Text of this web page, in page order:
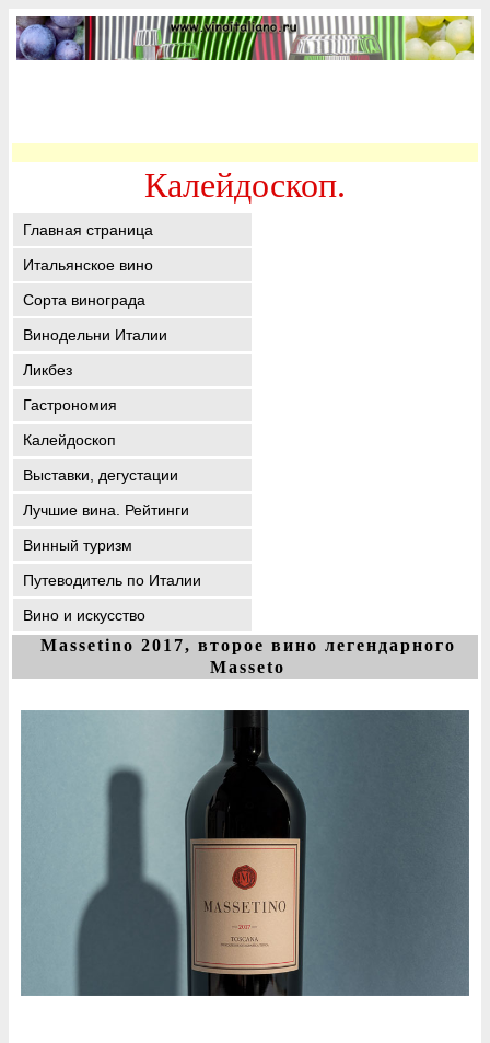
Калейдоскоп.
Главная страница
Итальянское вино
Сорта винограда
Винодельни Италии
Ликбез
Гастрономия
Калейдоскоп
Выставки, дегустации
Лучшие вина. Рейтинги
Винный туризм
Путеводитель по Италии
Вино и искусство
Massetino 2017, второе вино легендарного
Masseto